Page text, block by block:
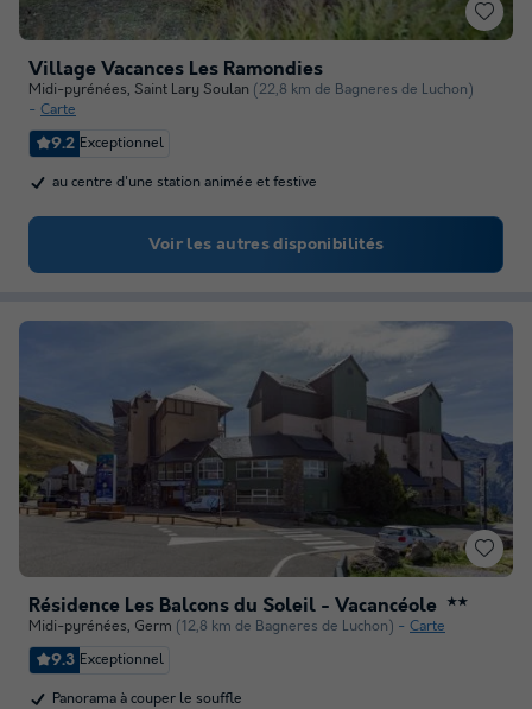
Village Vacances Les Ramondies
Midi-pyrénées, Saint Lary Soulan (22,8 km de Bagneres de Luchon)
Carte
9.2 Exceptionnel
au centre d'une station animée et festive
Voir les autres disponibilités
Résidence Les Balcons du Soleil - Vacancéole ★★
Midi-pyrénées, Germ (12,8 km de Bagneres de Luchon) Carte
9.3 Exceptionnel
Panorama à couper le souffle